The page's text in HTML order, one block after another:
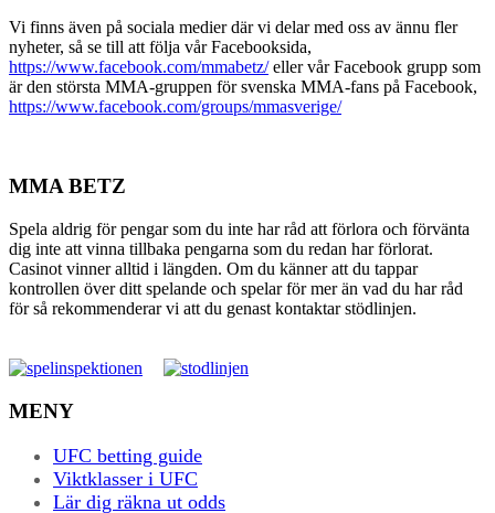
Vi finns även på sociala medier där vi delar med oss av ännu fler
nyheter, så se till att följa vår Facebooksida,
https://www.facebook.com/mmabetz/eller vår Facebook grupp som
är den största MMA-gruppen för svenska MMA-fans på Facebook,
https://www.facebook.com/groups/mmasverige/
MMA BETZ
Spela aldrig för pengar som du inte har råd att förlora och förvänta
dig inte att vinna tillbaka pengarna som du redan har förlorat.
Casinot vinner alltid i längden. Om du känner att du tappar
kontrollen över ditt spelande och spelar för mer än vad du har råd
för så rekommenderar vi att du genast kontaktar stödlinjen.
MENY
UFC betting guide
Viktklasser i UFC
Lär dig räkna ut odds